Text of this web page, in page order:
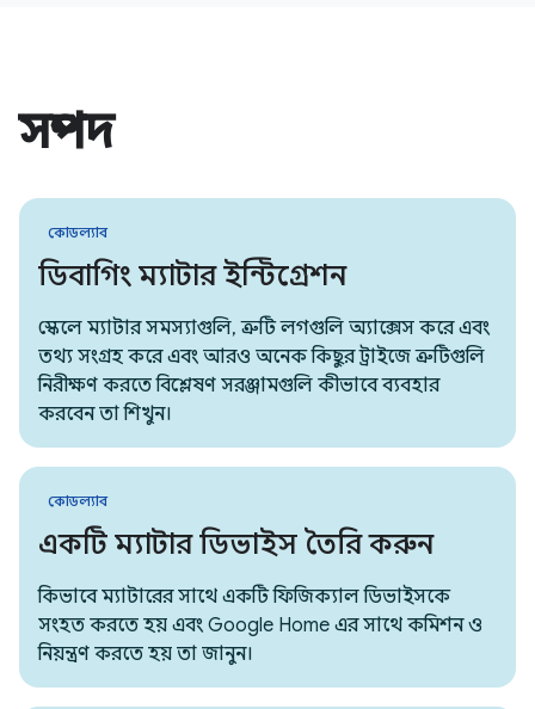
সম্পদ
কোডল্যাব
ডিবাগিং ম্যাটার ইন্টিগ্রেশন
স্কেলে ম্যাটার সমস্যাগুলি, ত্রুটি লগগুলি অ্যাক্সেস করে এবং
তথ্য সংগ্রহ করে এবং আরও অনেক কিছুর ট্রাইজে ত্রুটিগুলি
নিরীক্ষণ করতে বিশ্লেষণ সরঞ্জামগুলি কীভাবে ব্যবহার
করবেন তা শিখুন।
কোডল্যাব
একটি ম্যাটার ডিভাইস তৈরি করুন
কিভাবে ম্যাটারের সাথে একটি ফিজিক্যাল ডিভাইসকে
সংহত করতে হয় এবং Google Home এর সাথে কমিশন ও
নিয়ন্ত্রণ করতে হয় তা জানুন।